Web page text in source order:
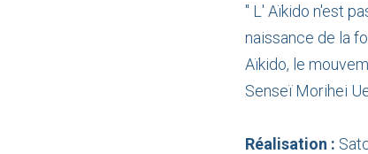
" L' Aïkido n'est
naissance de la
Aïkido, le
Senseï Morihei
Réalisation :